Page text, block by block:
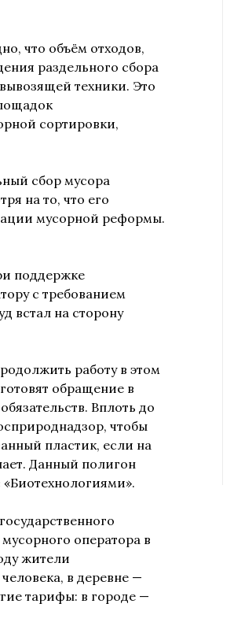
что объём отходов,
раздельного сбора
техники. Это
сортировки,
сбор мусора
на то, что его
мусорной реформы.
поддержке
с требованием
встал на сторону
работу в этом
обращение в
Вплоть до
чтобы
пластик, если на
Данный полигон
оператора в
жители
в деревне —
тарифы: в городе —